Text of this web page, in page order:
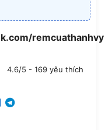
remcuathanhvy
4.6/5 - 169 yêu thích